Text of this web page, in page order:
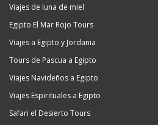
Viajes de luna de miel
Egipto El Mar Rojo Tours
Viajes a Egipto y Jordania
Tours de Pascua a Egipto
Viajes Navideños a Egipto
Viajes Espirituales a Egipto
Safari el Desierto Tours